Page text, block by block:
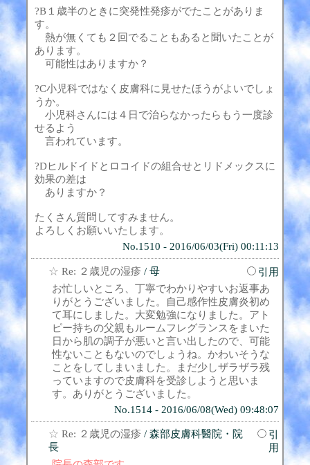
?B１歳半のときに突発性発疹がでたことがありま
す。
熱が無くても２回でることもあると聞いたことが
あります。
可能性はありますか？
?C小児科ではなく皮膚科に見せたほうがよいでしょ
うか。
小児科さんには４日で治らなかったらもう一度診
せるよう
言われています。
?Dヒルドイドとロコイドの組合せとリドメックスに
効果の差は
ありますか？
たくさん質問してすみません。
よろしくお願いいたします。
No.1510 - 2016/06/03(Fri) 00:11:13
☆ Re: ２歳児の湿疹 / 母
引用
お忙しいところ、丁寧でわかりやすいお返事あ
りがとうございました。自己感作性皮膚炎初め
て耳にしました。大変勉強になりました。アト
ピー持ちの父親もルームフレグランスをまいた
日から肌の調子が悪いと言い出したので、可能
性ないこともないのでしょうね。かわいそうな
ことをしてしまいました。まだ少しザラザラ残
っていますので皮膚科を受診しようと思いま
す。ありがとうございました。
No.1514 - 2016/06/08(Wed) 09:48:07
☆ Re: ２歳児の湿疹 / 森部皮膚科醫院・院
長
引
用